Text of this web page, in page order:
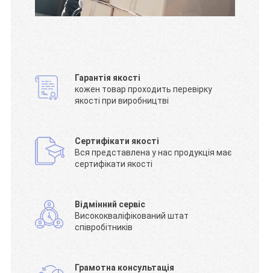
Гарантія якості
кожен товар проходить перевірку
якості при виробництві
Сертифікати якості
Вся представлена у нас продукція має
сертифікати якості
Відмінний сервіс
Висококваліфікований штат
співробітників
Грамотна консультація